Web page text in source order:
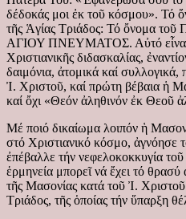
δέδοκάς μοι ἐκ τοῦ κόσμου». Τό
τῆς Ἁγίας Τριάδος: Τό ὄνομα
ΑΓΙΟΥ ΠΝΕΥΜΑΤΟΣ. Αὐτό εἶναι
Χριστιανικῆς διδασκαλίας,
δαιμόνια, ἀτομικά καί συλλογικά,
Ἰ. Χριστοῦ, καί πρώτη βέβαια ἡ
καί ὄχι «Θεόν ἀληθινόν ἐκ Θεοῦ
Μέ ποιό δικαίωμα λοιπόν ἡ
στό Χριστιανικό κόσμο, ἀγνόησε
ἐπέβαλλε τήν νεφελοκοκκυγία
ἑρμηνεία μπορεῖ νά ἔχει τό
τῆς Μασονίας κατά τοῦ Ἰ. Χριστοῦ
Τριάδος, τῆς ὁποίας τήν ὕπαρξη